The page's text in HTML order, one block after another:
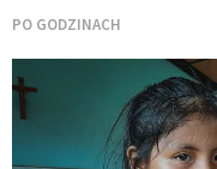
PO GODZINACH